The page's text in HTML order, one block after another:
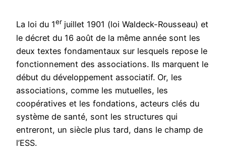
La loi du 1er juillet 1901 (loi Waldeck-Rousseau) et
le décret du 16 août de la même année sont les
deux textes fondamentaux sur lesquels repose le
fonctionnement des associations. Ils marquent le
début du développement associatif. Or, les
associations, comme les mutuelles, les
coopératives et les fondations, acteurs clés du
système de santé, sont les structures qui
entreront, un siècle plus tard, dans le champ de
l’ESS.